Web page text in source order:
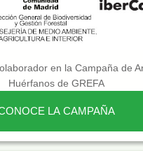
en la Campaña de
Huérfanos de GREFA
LA CAMPAÑA